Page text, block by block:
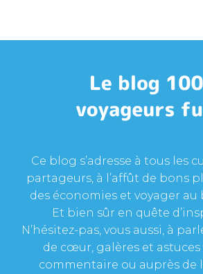
Ce blog s’adresse à tous les
partageurs, à l’affût de bons
des économies et voyager au
Et bien sûr en quête
N’hésitez-pas, vous aussi, à
de cœur, galères et astuces
commentaire ou auprès de